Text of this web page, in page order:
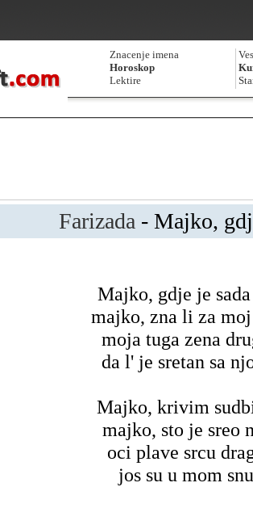
Znacenje imena
Horoskop
Lektire
Farizada - Majko,
Majko, gdje je
majko, zna li za
moja tuga zena
da l' je sretan sa
Majko, krivim
majko, sto je sreo
oci plave srcu
jos su u mom snu